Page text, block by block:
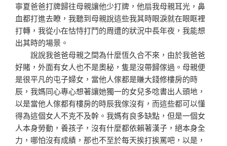
寧夏爸爸打牌歸往母親讓他少打牌，他扇我母親耳光，鼻
血都打進去瞭，我聽到母親說這些我其時眼淚就在眼眶裡
打轉，我從小在怙恃打鬥的周遭的狀況中長年夜，我能想
出其時的場景。
說說我爸爸母親之間為什麼恆久合不來，由於我爸爸
好賭，外面有女人也不是奧秘，隻是沒帶歸傢過。母親便
是很平凡的屯子婦女，當他人傢都是賺大錢修樓房的時
辰，我媽同心專心想著讓她獨一的女兒多唸書出人頭地，
以是當他人傢都有樓房的時辰我傢沒有，而這些都可以懂
得為這個女人不克不及幹。我媽有良多缺點，但是一個女
人本身勞動，養孩子，沒有什麼都依賴著漢子，絕本身全
力，哪怕沒有成績，那也不至於每天挨打挨罵吧，以是，